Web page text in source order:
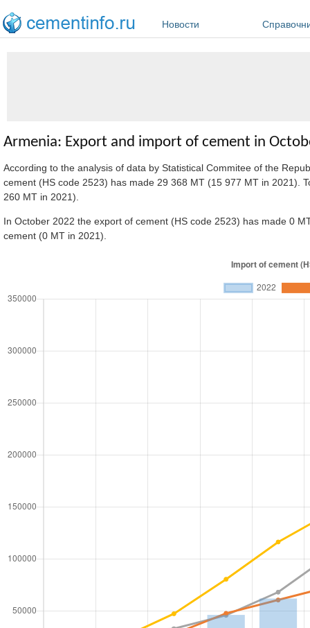
Новости
Armenia: Export and import of cement in
According to the analysis of data by Statistical Commitee of the
cement (HS code 2523) has made 29 368 MT (15 977 MT in 2021).
260 MT in 2021).
In October 2022 the export of cement (HS code 2523) has made 0
cement (0 MT in 2021).